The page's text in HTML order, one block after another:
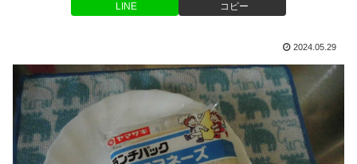
LINE コピー
2024.05.29